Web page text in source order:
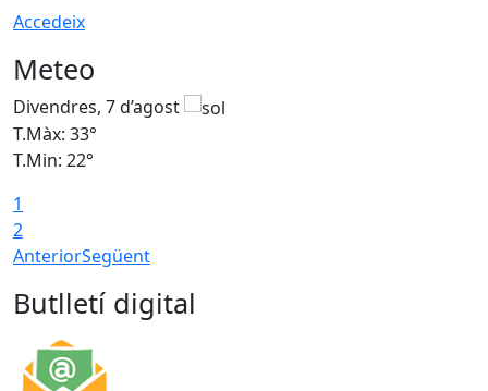
Accedeix
Meteo
Divendres, 7 d’agost
T.Màx: 33°
T.Min: 22°
1
2
AnteriorSegüent
Butlletí digital